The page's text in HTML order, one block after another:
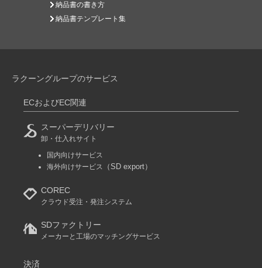
納品書の書き方
納品書テンプレート集
ラクーングループのサービス
ECおよびEC関連
スーパーデリバリー
卸・仕入れサイト
国内向けサービス
海外向けサービス
（SD export）
COREC
クラウド受注・発注システム
SDファクトリー
メーカーと工場のマッチングサービス
決済